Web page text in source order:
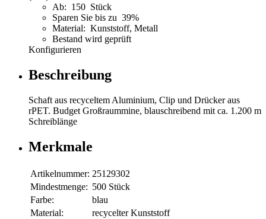
Ab: 150 Stück
Sparen Sie bis zu 39%
Material: Kunststoff, Metall
Bestand wird geprüft
Konfigurieren
Beschreibung
Schaft aus recyceltem Aluminium, Clip und Drücker aus
rPET. Budget Großraummine, blauschreibend mit ca. 1.200 m
Schreiblänge
Merkmale
Artikelnummer: 25129302
Mindestmenge: 500 Stück
Farbe:
blau
Material:
recycelter Kunststoff